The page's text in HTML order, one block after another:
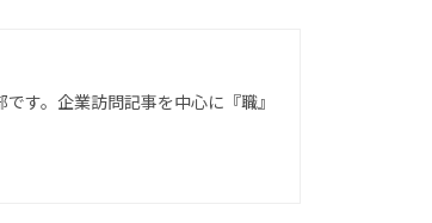
す。企業訪問記事を中心に『職』